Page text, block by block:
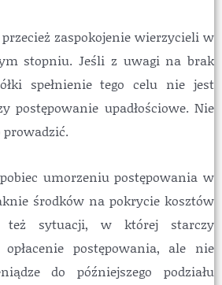
przecież zaspokojenie wierzycieli w
stopniu. Jeśli z uwagi na brak
spełnienie tego celu nie jest
postępowanie upadłościowe. Nie
prowadzić.
umorzeniu postępowania w
środków na pokrycie kosztów
też sytuacji, w której starczy
postępowania, ale nie
do późniejszego podziału